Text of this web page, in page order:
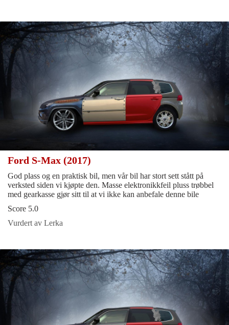
Ford S-Max (2017)
God plass og en praktisk bil, men vår bil har stort sett stått på
verksted siden vi kjøpte den. Masse elektronikkfeil pluss trøbbel
med gearkasse gjør sitt til at vi ikke kan anbefale denne bile
Score 5.0
Vurdert av Lerka